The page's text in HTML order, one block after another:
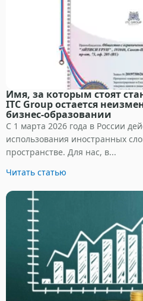
Имя, за которым стоят
ITC Group остается
бизнес-образовании
С 1 марта 2026 года в России
использования иностранных
пространстве. Для нас, в...
Читать статью